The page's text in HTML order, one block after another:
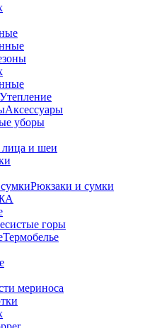
Утепление
Аксессуары
уборы
лица и шеи
Рюкзаки и сумки
горы
Термобелье
мериноса